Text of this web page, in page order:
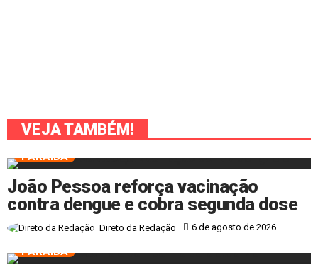
VEJA TAMBÉM!
PARAÍBA
João Pessoa reforça vacinação
contra dengue e cobra segunda dose
Direto da Redação 6 de agosto de 2026
PARAÍBA